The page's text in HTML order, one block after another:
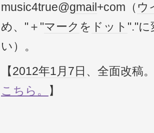
music4true@gmail +com（ウ
め、"＋"マーク を ドット "."
い）。
【2012年1月7日 、全面改稿
こちら。
】